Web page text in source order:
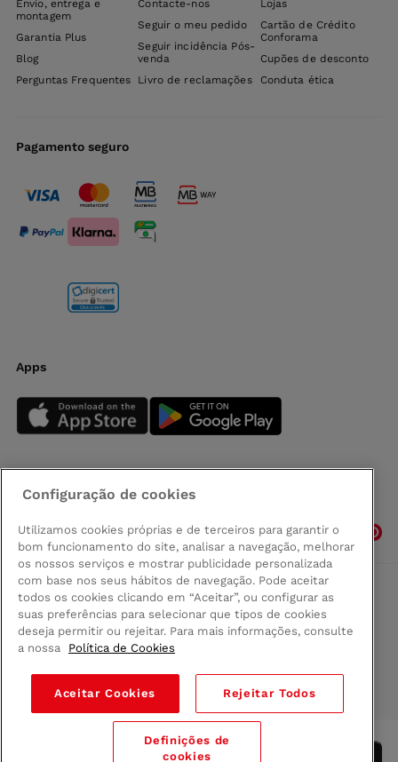
Envio, entrega e
montagem
Garantia Plus
Blog
Perguntas Frequentes
Contacte-nos
Seguir o meu pedido
Seguir incidência Pós-
venda
Livro de reclamações
Lojas
Cartão de Crédito
Conforama
Cupões de desconto
Conduta ética
Pagamento seguro
Apps
Siga-nos
© 2026 Conforama
Comprar na Madeira
Política de privacidad
Termos e Condições
Configuração de cookies
Utilizamos cookies próprias e de terceiros para garantir o
bom funcionamento do site, analisar a navegação, melhorar
os nossos serviços e mostrar publicidade personalizada
com base nos seus hábitos de navegação. Pode aceitar
todos os cookies clicando em “Aceitar”, ou configurar as
suas preferências para selecionar que tipos de cookies
deseja permitir ou rejeitar. Para mais informações, consulte
a nossa
Política de Cookies
Aceitar Cookies Rejeitar Todos
Definições de
cookies